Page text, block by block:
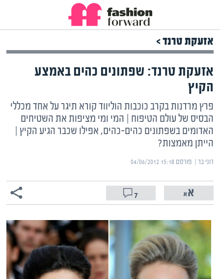
אזעקת טרנד >
אזעקת טרנד: שפתונים כהים באמצע
הקיץ
פרץ מרדנות בקרב כוכבות הוליווד קורא תיגר על אחד מכללי
הבסיס של עולם הטיפוח | המי ומי מציפות את השטיחים
האדומים בשפתונים כהים-כהים, אפילו שכבר הגיע הקיץ |
הייתן מאמצות?
רוני בר | ‏פורסם ‎04/06/2012 15:18
7